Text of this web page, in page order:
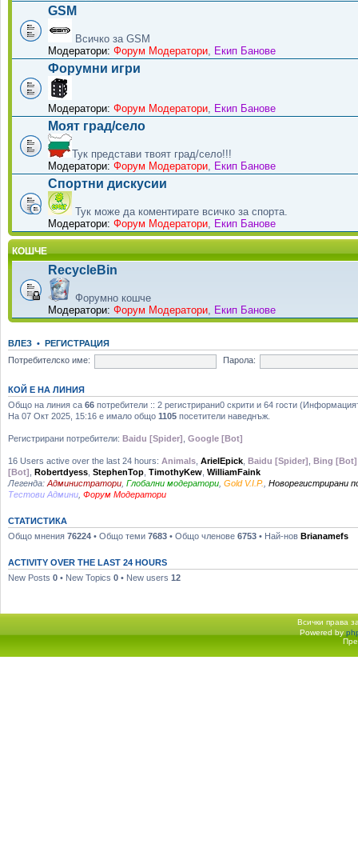
GSM
Всичко за GSM
Модератори: Форум Модератори Екип Банове
Форумни игри
Модератори: Форум Модератори Екип Банове
Моят град/село
Тук представи твоят град/село!!!
Модератори: Форум Модератори Екип Банове
Спортни дискусии
Тук може да коментирате всичко за спорта.
Модератори: Форум Модератори Екип Банове
КОШЧЕ
RecycleBin
Форумно кошче
Модератори: Форум Модератори Екип Банове
ВЛЕЗ • РЕГИСТРАЦИЯ
Потребителско име:
Парола:
КОЙ Е НА ЛИНИЯ
Общо на линия са 66 потребители :: 2 регистрирани0 скрити и 64 гости
На 07 Окт 2025, 15:16 е имало общо 1105 посетители наведнъж.
Регистрирани потребители: Baidu [Spider] Google [Bot]
16 Users active over the last 24 hours: Animals ArielEpick Baidu [Spider] Bing [Bot]
[Bot] Robertdyess StephenTop TimothyKew WilliamFaink
Легенда: Администратори Глобални модератори Gold V.I.P. Новорегистрирани
Тестови Админи Форум Модератори
СТАТИСТИКА
Общо мнения 76224 • Общо теми 7683 • Общо членове 6753 • Най-нов Brianamefs
ACTIVITY OVER THE LAST 24 HOURS
New Posts 0 • New Topics 0 • New users 12
Всички права
Начало форум Powered by